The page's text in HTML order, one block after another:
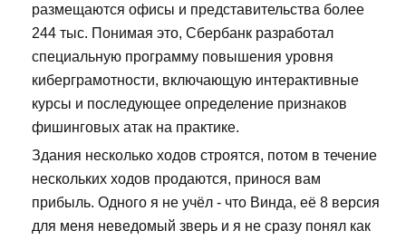
размещаются офисы и представительства более
244 тыс. Понимая это, Сбербанк разработал
специальную программу повышения уровня
киберграмотности, включающую интерактивные
курсы и последующее определение признаков
фишинговых атак на практике.
Здания несколько ходов строятся, потом в течение
нескольких ходов продаются, принося вам
прибыль. Одного я не учёл - что Винда, её 8 версия
для меня неведомый зверь и я не сразу понял как